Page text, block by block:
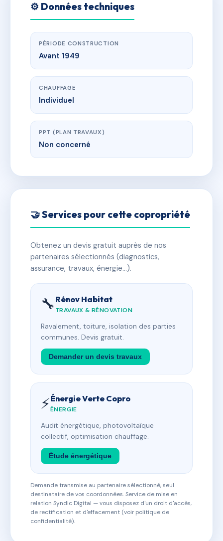
⚙️ Données techniques
PÉRIODE CONSTRUCTION
Avant 1949
CHAUFFAGE
Individuel
PPT (PLAN TRAVAUX)
Non concerné
🤝 Services pour cette copropriété
Obtenez un devis gratuit auprès de nos
partenaires sélectionnés (diagnostics,
assurance, travaux, énergie…).
🔧 Rénov Habitat
TRAVAUX & RÉNOVATION
Ravalement, toiture, isolation des parties
communes. Devis gratuit.
Demander un devis travaux
⚡Énergie Verte Copro
ÉNERGIE
Audit énergétique, photovoltaïque
collectif, optimisation chauffage.
Étude énergétique
Demande transmise au partenaire sélectionné, seul
destinataire de vos coordonnées. Service de mise en
relation Syndic Digital — vous disposez d'un droit d'accès,
de rectification et d'effacement (voir politique de
confidentialité).